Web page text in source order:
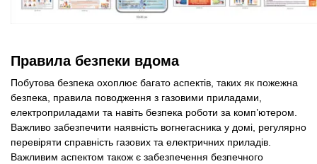
Правила безпеки вдома
Побутова безпека охоплює багато аспектів, таких як пожежна
безпека, правила поводження з газовими приладами,
електроприладами та навіть безпека роботи за комп’ютером.
Важливо забезпечити наявність вогнегасника у домі, регулярно
перевіряти справність газових та електричних приладів.
Важливим аспектом також є забезпечення безпечного